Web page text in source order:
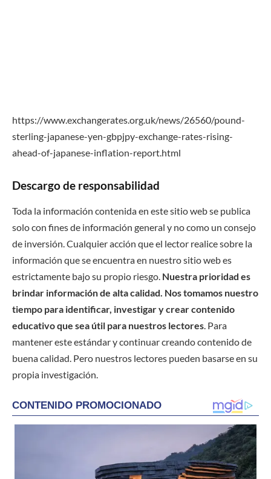
https://www.exchangerates.org.uk/news/26560/pound-
sterling-japanese-yen-gbpjpy-exchange-rates-rising-
ahead-of-japanese-inflation-report.html
Descargo de responsabilidad
Toda la información contenida en este sitio web se publica
solo con fines de información general y no como un consejo
de inversión. Cualquier acción que el lector realice sobre la
información que se encuentra en nuestro sitio web es
estrictamente bajo su propio riesgo. Nuestra prioridad es
brindar información de alta calidad. Nos tomamos nuestro
tiempo para identificar, investigar y crear contenido
educativo que sea útil para nuestros lectores. Para
mantener este estándar y continuar creando contenido de
buena calidad. Pero nuestros lectores pueden basarse en su
propia investigación.